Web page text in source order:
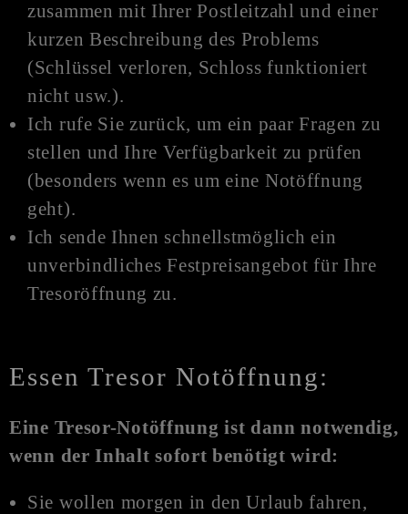
zusammen mit Ihrer Postleitzahl und einer
kurzen Beschreibung des Problems
(Schlüssel verloren, Schloss funktioniert
nicht usw.).
Ich rufe Sie zurück, um ein paar Fragen zu
stellen und Ihre Verfügbarkeit zu prüfen
(besonders wenn es um eine Notöffnung
geht).
Ich sende Ihnen schnellstmöglich ein
unverbindliches Festpreisangebot für Ihre
Tresoröffnung zu.
Essen Tresor Notöffnung:
Eine Tresor-Notöffnung ist dann notwendig,
wenn der Inhalt sofort benötigt wird:
Sie wollen morgen in den Urlaub fahren,